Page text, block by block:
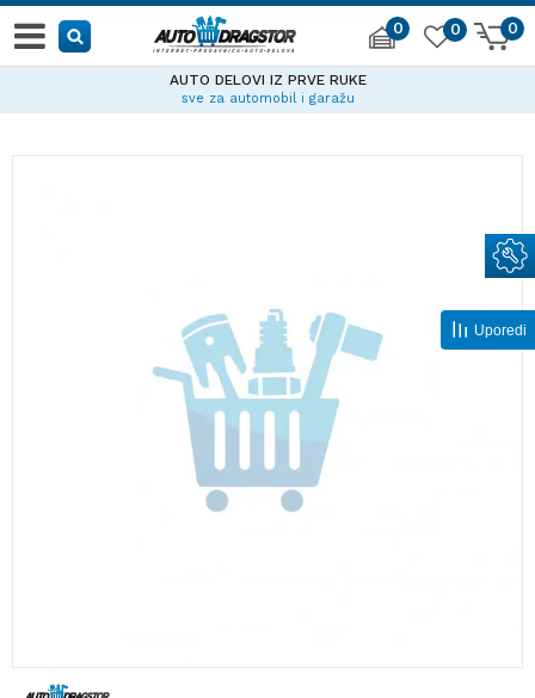
0 0
0
AUTO DELOVI IZ PRVE RUKE
sve za automobil i garažu
Uporedi